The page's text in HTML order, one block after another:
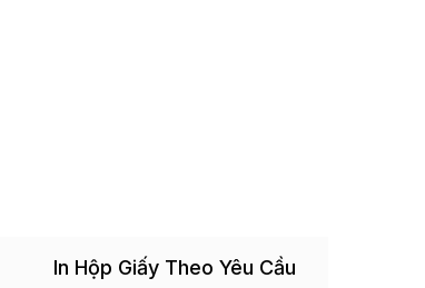
In Hộp Giấy Theo Yêu Cầu